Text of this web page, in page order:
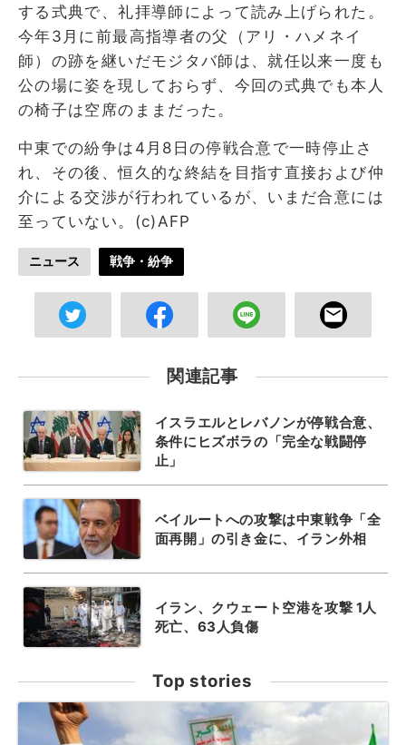
する式典で、礼拝導師によって読み上げられた。
今年3月に前最高指導者の父（アリ・ハメネイ
師）の跡を継いだモジタバ師は、就任以来一度も
公の場に姿を現しておらず、今回の式典でも本人
の椅子は空席のままだった。
中東での紛争は4月8日の停戦合意で一時停止さ
れ、その後、恒久的な終結を目指す直接および仲
介による交渉が行われているが、いまだ合意には
至っていない。(c)AFP
ニュース 戦争・紛争
関連記事
イスラエルとレバノンが停戦合意、
条件にヒズボラの「完全な戦闘停
止」
ベイルートへの攻撃は中東戦争「全
面再開」の引き金に、イラン外相
イラン、クウェート空港を攻撃 1人
死亡、63人負傷
Top stories